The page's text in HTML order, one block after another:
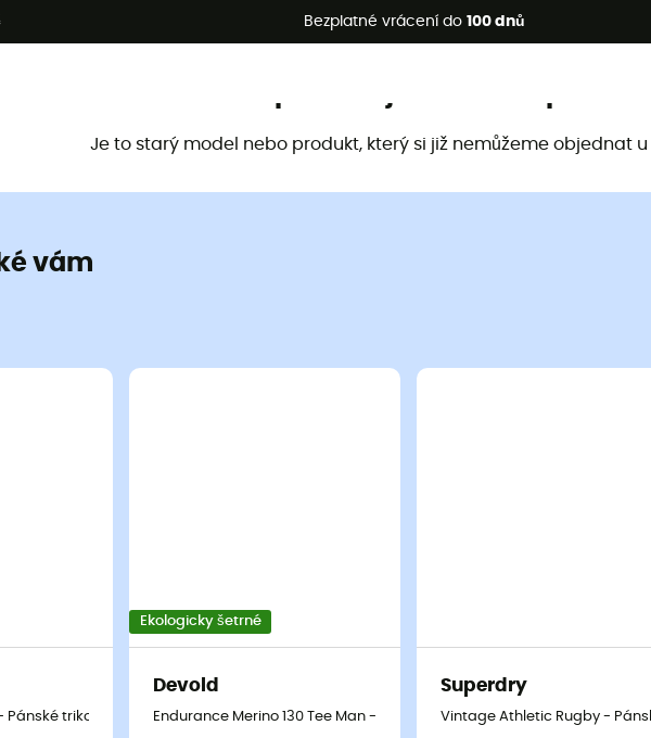
Bezplatné vrácení do 100 dnů
Letní akce 🔥 -5 % EXTRA při nákupu 2 produktů* s kódem
Je to starý model nebo produkt, který si již nemůžeme objednat u
vám
Pánské triko
Ekologicky šetrné
Devold
Endurance Merino 130 Tee Man - Pánské triko
Superdry
Vintage Athletic Rugby -